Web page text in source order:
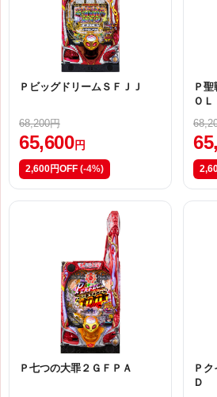
ＰビッグドリームＳＦＪＪ
68,200円
65,600 円
2,600円OFF (-4%)
Ｐ
ＯＬ
Ｐ七つの大罪２ＧＦＰＡ
Ｐ
Ｄ